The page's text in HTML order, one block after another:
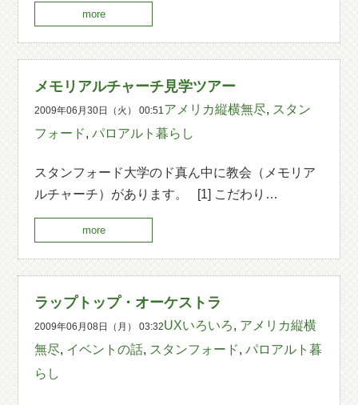
more
メモリアルチャーチ見学ツアー
2009年06月30日（火） 00:51アメリカ縦横無尽, スタン
フォード,パロアルト暮らし
スタンフォード大学のド真ん中に教会（メモリア
ルチャーチ）があります。 [1] こだわり…
more
ラップトップ・オーケストラ
2009年06月08日（月） 03:32UXいろいろ, アメリカ縦横
無尽, イベントの話, スタンフォード,パロアルト暮
らし